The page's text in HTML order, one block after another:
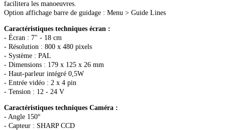
facilitera les manoeuvres.
Option affichage barre de guidage : Menu > Guide Lines
Caractéristiques techniques écran :
- Écran : 7" - 18 cm
- Résolution : 800 x 480 pixels
- Système : PAL
- Dimensions : 179 x 125 x 26 mm
- Haut-parleur intégré 0,5W
- Entrée vidéo : 2 x 4 pin
- Tension : 12 - 24 V
Caractéristiques techniques Caméra :
- Angle 150°
- Capteur : SHARP CCD